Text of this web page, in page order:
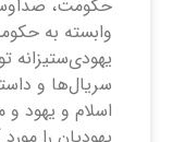
حکومت،
وابسته به
یهودی‌ستیزانه
سریال‌ها و
اسلام و یهود